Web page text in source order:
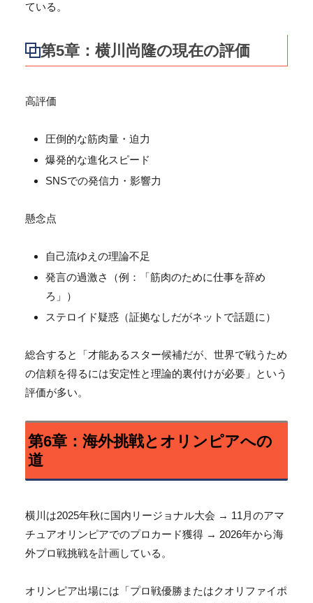
ている。
第5章：横川尚隆の現在の評価
高評価
圧倒的な筋肉量・迫力
爆発的な進化スピード
SNSでの発信力・影響力
懸念点
自己流ゆえの理論不足
発言の過激さ（例：「筋肉のために仕事を辞め
ろ」）
ステロイド疑惑（証拠なしだがネットで話題に）
総合すると「才能あるスター候補だが、 世界で戦うため
の信頼を得るには安定性と理論的裏付けが必要」
という
評価が多い。
第6章：海外挑戦とオリンピアへの
道
横川は2025年秋に国内リージョナル大会 → 11月のアマ
チュアオリンピアでのプロカード獲得 → 2026年から海
外プロ戦挑戦を計画している。
オリンピア出場には「プロ戦優勝またはクオリファイポ